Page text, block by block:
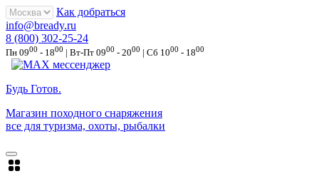
Как добраться
info@bready.ru
8 (800) 302-25-24
Пн 0900 - 1800 | Вт-Пт 0900 - 2000 | Сб 1000 - 1800
Будь Готов.
Магазин походного снаряжения
все для туризма, охоты, рыбалки